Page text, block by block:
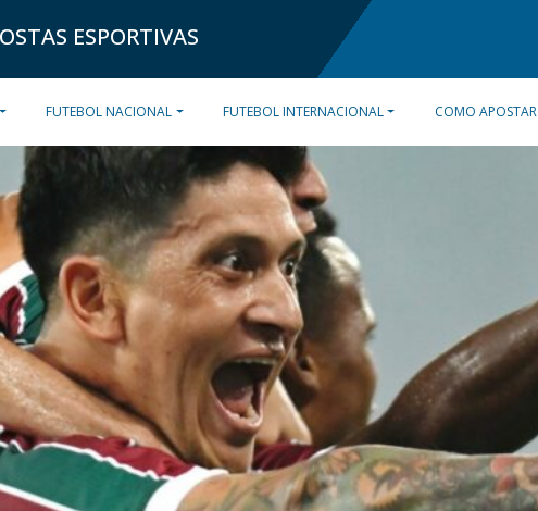
ESPORTIVAS
FUTEBOL NACIONAL FUTEBOL INTERNACIONAL COMO APOSTAR